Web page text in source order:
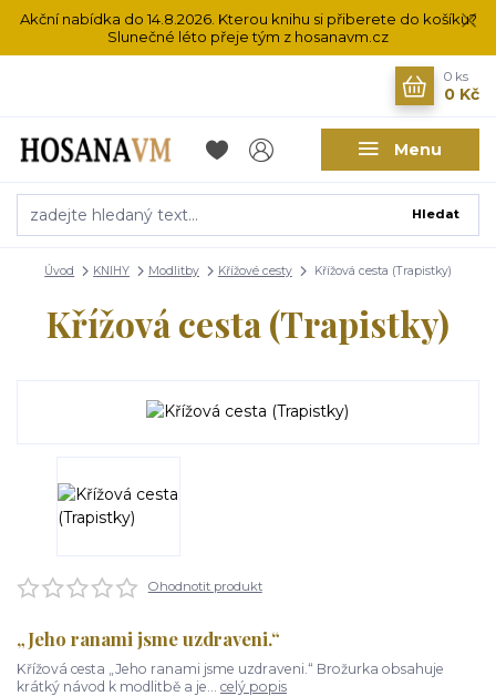
Akční nabídka do 14.8.2026. Kterou knihu si přiberete do košíku?
Slunečné léto přeje tým z hosanavm.cz
Menu
Hledat
0 ks
0 Kč
Úvod KNIHY Modlitby Křížové cesty Křížová cesta (Trapistky)
Křížová cesta (Trapistky)
Ohodnotit produkt
„Jeho ranami jsme uzdraveni.“
Křížová cesta „Jeho ranami jsme uzdraveni.“ Brožurka obsahuje
krátký návod k modlitbě a je... celý popis